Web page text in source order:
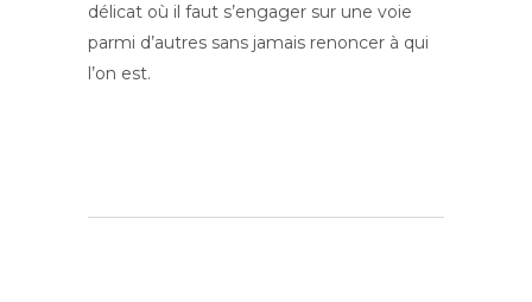
délicat où il faut s’engager sur une voie
parmi d’autres sans jamais renoncer à qui
l’on est.